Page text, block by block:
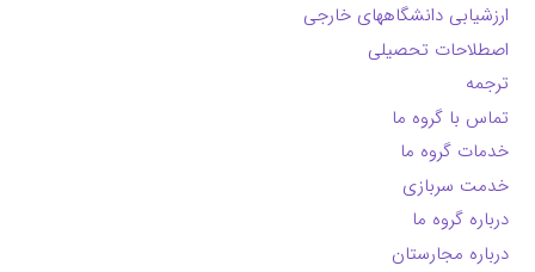
ارزشیابی دانشگاههای خارجی
اصطلاحات تحصیلی
ترجمه
تماس با گروه ما
خدمات گروه ما
خدمت سربازی
درباره گروه ما
درباره مجارستان